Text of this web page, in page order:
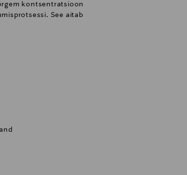
kontsentratsioon
See aitab